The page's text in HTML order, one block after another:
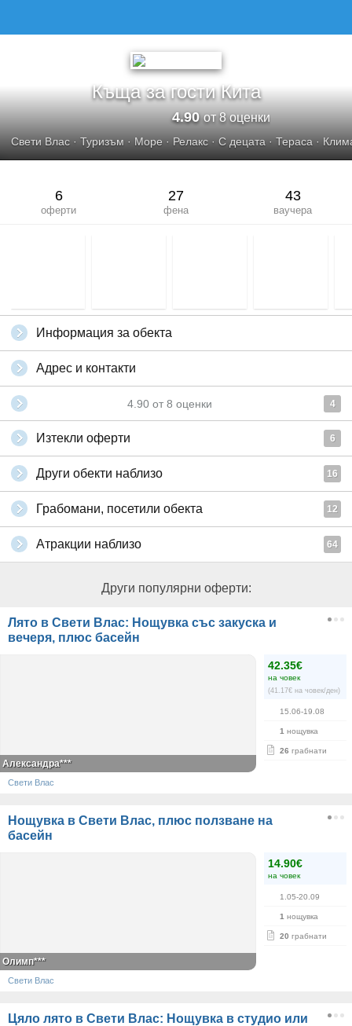
Къща за гости Кита
4.90от 8 оценки
Свети Влас · Туризъм · Море · Релакс · С децата · Тераса ·
6
оферти
27
фена
43
ваучера
Информация за обекта
Адрес и контакти
4.90 от 8 оценки 4
Изтекли оферти 6
Други обекти наблизо 16
Грабомани, посетили обекта 12
Атракции наблизо 64
Други популярни оферти:
Лято в Свети Влас: Нощувка със закуска и
вечеря, плюс басейн
42.35€
на човек
(41.17€ на човек/ден)
15.06-19.08
1 нощувка
26 грабнати
Александра***
Свети Влас
Нощувка в Свети Влас, плюс ползване на
басейн
14.90€
на човек
1.05-20.09
1 нощувка
20 грабнати
Олимп***
Свети Влас
Цяло лято в Свети Влас: Нощувка в студио или